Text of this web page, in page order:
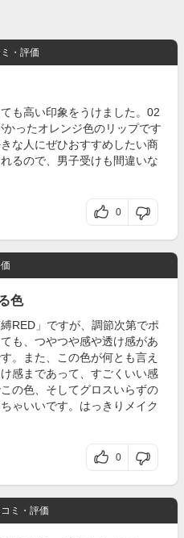
・評価
も高い印象をうけました。02
ったオレンジ色のリップです
な人にぜひおすすめしたい商
るので、男子受けも間違いな
0
色
RED」ですが、調節次第でポ
も、つやつや感や透け感があ
。また、この色が何とも言え
感まであって、すごくいい感
の色、そしてグロスいらずの
ゃいいです。はっきりメイク
0
ミ・評価